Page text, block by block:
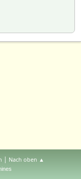
| Nach oben ▲